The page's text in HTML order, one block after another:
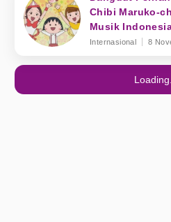
Chibi Maruko-
Musik
Internasional 8